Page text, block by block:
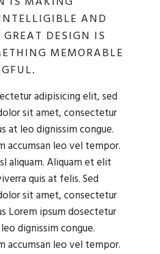
AND
DESIGN IS
MEMORABLE
adipisicing elit, sed
sit amet, consectetur
at leo dignissim congue.
accumsan leo vel tempor.
aliquam. Aliquam et elit
quis at felis. Sed
sit amet, consectetur
Lorem ipsum dosectetur
dignissim congue.
accumsan leo vel tempor.